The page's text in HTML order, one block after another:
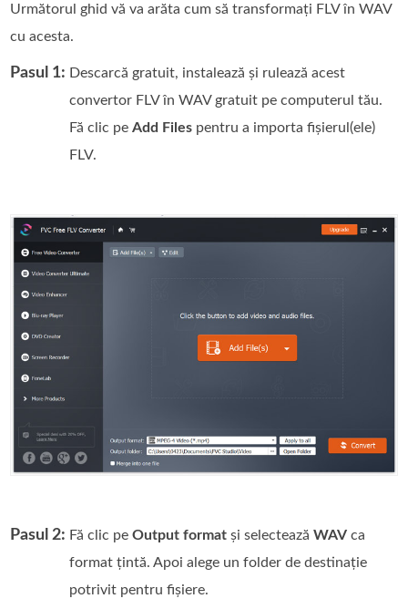
Următorul ghid vă va arăta cum să transformați FLV în WAV
cu acesta.
Pasul 1: Descarcă gratuit, instalează și rulează acest
convertor FLV în WAV gratuit pe computerul tău.
Fă clic peAdd Files pentru a importa fișierul(ele)
FLV.
Pasul 2: Fă clic peOutput format și selecteazăWAV ca
format țintă. Apoi alege un folder de destinație
potrivit pentru fișiere.